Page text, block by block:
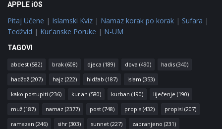
APPLE iOS
Pitaj Učene | Islamski Kviz | Namaz korak po korak | Sufara |
Tedžvid | Kur'anske Poruke | N-UM
TAGOVI
abdest (582) brak (608) djeca (189) dova (490) hadis (340)
hadždž (207) hajz (222) hidžab (187) islam (353)
kako postupiti (236) kur'an (580) kurban (190) liječenje (190)
muž (187) namaz (2377) post (748) propis (432) propisi (207)
ramazan (246) sihr (303) sunnet (227) zabranjeno (231)